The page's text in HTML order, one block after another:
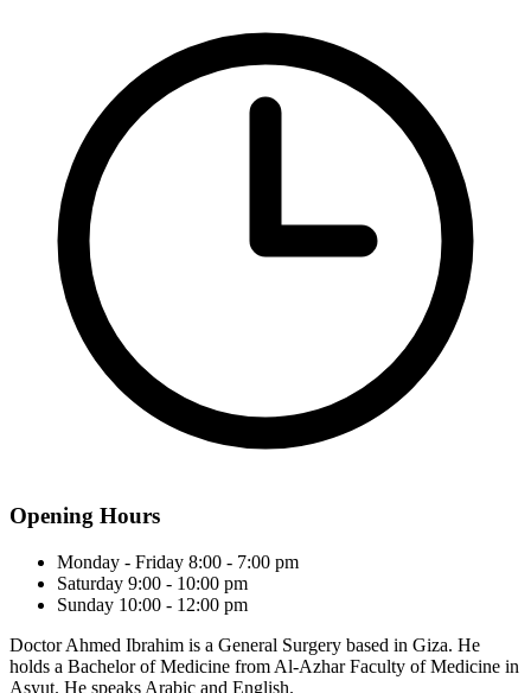
Opening Hours
Monday - Friday 8:00 - 7:00 pm
Saturday 9:00 - 10:00 pm
Sunday 10:00 - 12:00 pm
Doctor Ahmed Ibrahim is a General Surgery based in Giza. He
holds a Bachelor of Medicine from Al-Azhar Faculty of Medicine in
Asyut. He speaks Arabic and English.